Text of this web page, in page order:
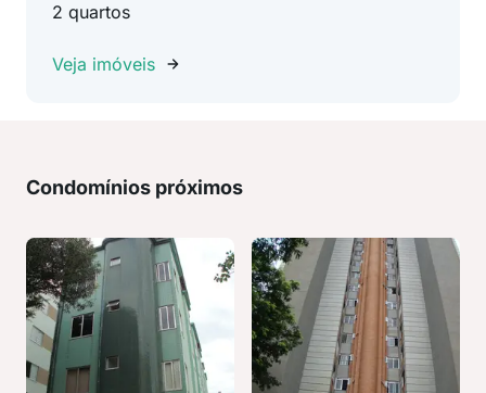
2 quartos
Veja imóveis
Condomínios próximos